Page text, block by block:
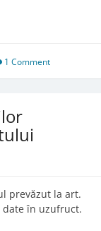
1 Comment
prevăzut la art.
în uzufruct.